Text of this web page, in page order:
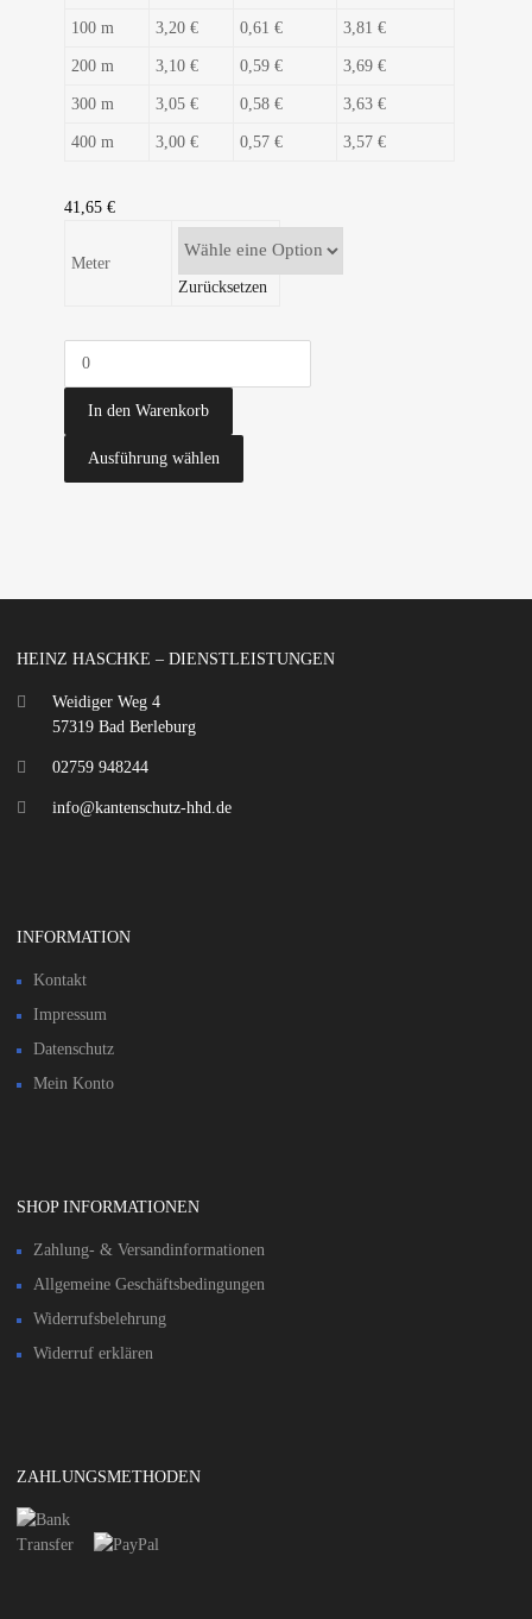
100 m 3,20 € 0,61 € 3,81 €
200 m 3,10 € 0,59 € 3,69 €
300 m 3,05 € 0,58 € 3,63 €
400 m 3,00 € 0,57 € 3,57 €
41,65 €
Meter
Zurücksetzen
In den Warenkorb
Ausführung wählen
HEINZ HASCHKE – DIENSTLEISTUNGEN
Weidiger Weg 4
57319 Bad Berleburg
02759 948244
info@kantenschutz-hhd.de
INFORMATION
Kontakt
Impressum
Datenschutz
Mein Konto
SHOP INFORMATIONEN
Zahlung- & Versandinformationen​
Allgemeine Geschäftsbedingungen
Widerrufsbelehrung
Widerruf erklären
ZAHLUNGSMETHODEN